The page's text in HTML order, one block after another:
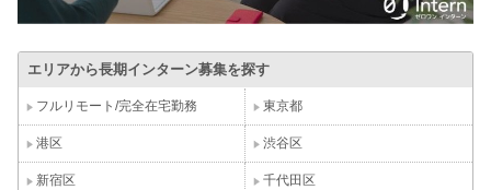
エリアから長期インターン募集を探す
フルリモート/完全在宅勤務 東京都
港区 渋谷区
新宿区 千代田区